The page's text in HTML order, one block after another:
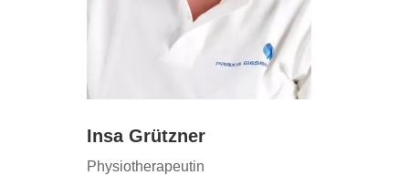
Insa Grützner
Physiotherapeutin